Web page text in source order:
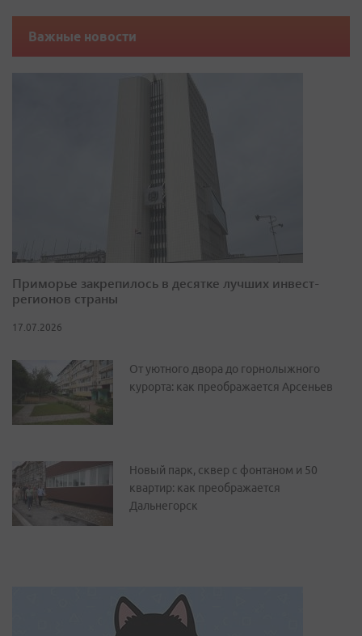
Важные новости
Приморье закрепилось в десятке лучших инвест-
регионов страны
17.07.2026
От уютного двора до горнолыжного
курорта: как преображается Арсеньев
Новый парк, сквер с фонтаном и 50
квартир: как преображается
Дальнегорск